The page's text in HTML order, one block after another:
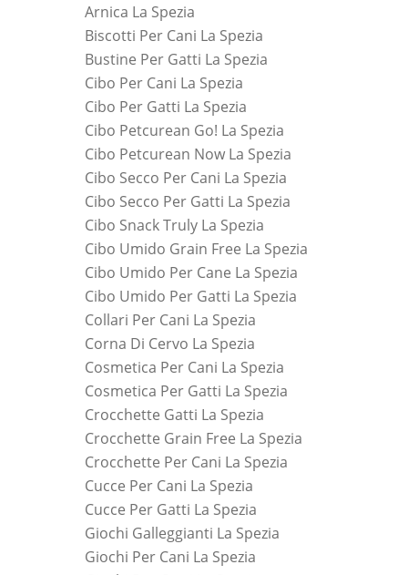
Arnica La Spezia
Biscotti Per Cani La Spezia
Bustine Per Gatti La Spezia
Cibo Per Cani La Spezia
Cibo Per Gatti La Spezia
Cibo Petcurean Go! La Spezia
Cibo Petcurean Now La Spezia
Cibo Secco Per Cani La Spezia
Cibo Secco Per Gatti La Spezia
Cibo Snack Truly La Spezia
Cibo Umido Grain Free La Spezia
Cibo Umido Per Cane La Spezia
Cibo Umido Per Gatti La Spezia
Collari Per Cani La Spezia
Corna Di Cervo La Spezia
Cosmetica Per Cani La Spezia
Cosmetica Per Gatti La Spezia
Crocchette Gatti La Spezia
Crocchette Grain Free La Spezia
Crocchette Per Cani La Spezia
Cucce Per Cani La Spezia
Cucce Per Gatti La Spezia
Giochi Galleggianti La Spezia
Giochi Per Cani La Spezia